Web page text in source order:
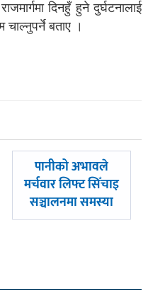
दिनहुँ हुने दुर्घटनालाई
बताए ।
अघिल्लाे
-
पानीको अभावले
मर्चवार लिफ्ट सिँचाइ
सञ्चालनमा समस्या